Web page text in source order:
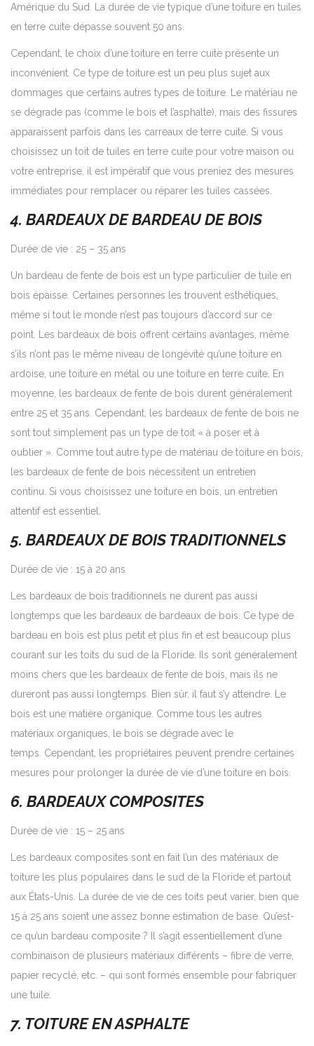
Amérique du Sud. La durée de vie typique d’une toiture en tuiles
en terre cuite dépasse souvent 50 ans.
Cependant, le choix d’une toiture en terre cuite présente un
inconvénient. Ce type de toiture est un peu plus sujet aux
dommages que certains autres types de toiture. Le matériau ne
se dégrade pas (comme le bois et l’asphalte), mais des fissures
apparaissent parfois dans les carreaux de terre cuite. Si vous
choisissez un toit de tuiles en terre cuite pour votre maison ou
votre entreprise, il est impératif que vous preniez des mesures
immédiates pour remplacer ou réparer les tuiles cassées.
4. BARDEAUX DE BARDEAU DE BOIS
Durée de vie : 25 – 35 ans
Un bardeau de fente de bois est un type particulier de tuile en
bois épaisse. Certaines personnes les trouvent esthétiques,
même si tout le monde n’est pas toujours d’accord sur ce
point. Les bardeaux de bois offrent certains avantages, même
s’ils n’ont pas le même niveau de longévité qu’une toiture en
ardoise, une toiture en métal ou une toiture en terre cuite. En
moyenne, les bardeaux de fente de bois durent généralement
entre 25 et 35 ans. Cependant, les bardeaux de fente de bois ne
sont tout simplement pas un type de toit « à poser et à
oublier ». Comme tout autre type de matériau de toiture en bois,
les bardeaux de fente de bois nécessitent un entretien
continu. Si vous choisissez une toiture en bois, un entretien
attentif est essentiel.
5. BARDEAUX DE BOIS TRADITIONNELS
Durée de vie : 15 à 20 ans
Les bardeaux de bois traditionnels ne durent pas aussi
longtemps que les bardeaux de bardeaux de bois. Ce type de
bardeau en bois est plus petit et plus fin et est beaucoup plus
courant sur les toits du sud de la Floride. Ils sont généralement
moins chers que les bardeaux de fente de bois, mais ils ne
dureront pas aussi longtemps. Bien sûr, il faut s’y attendre. Le
bois est une matière organique. Comme tous les autres
matériaux organiques, le bois se dégrade avec le
temps. Cependant, les propriétaires peuvent prendre certaines
mesures pour prolonger la durée de vie d’une toiture en bois.
6. BARDEAUX COMPOSITES
Durée de vie : 15 – 25 ans
Les bardeaux composites sont en fait l’un des matériaux de
toiture les plus populaires dans le sud de la Floride et partout
aux États-Unis. La durée de vie de ces toits peut varier, bien que
15 à 25 ans soient une assez bonne estimation de base. Qu’est-
ce qu’un bardeau composite ? Il s’agit essentiellement d’une
combinaison de plusieurs matériaux différents – fibre de verre,
papier recyclé, etc. – qui sont formés ensemble pour fabriquer
une tuile.
7. TOITURE EN ASPHALTE